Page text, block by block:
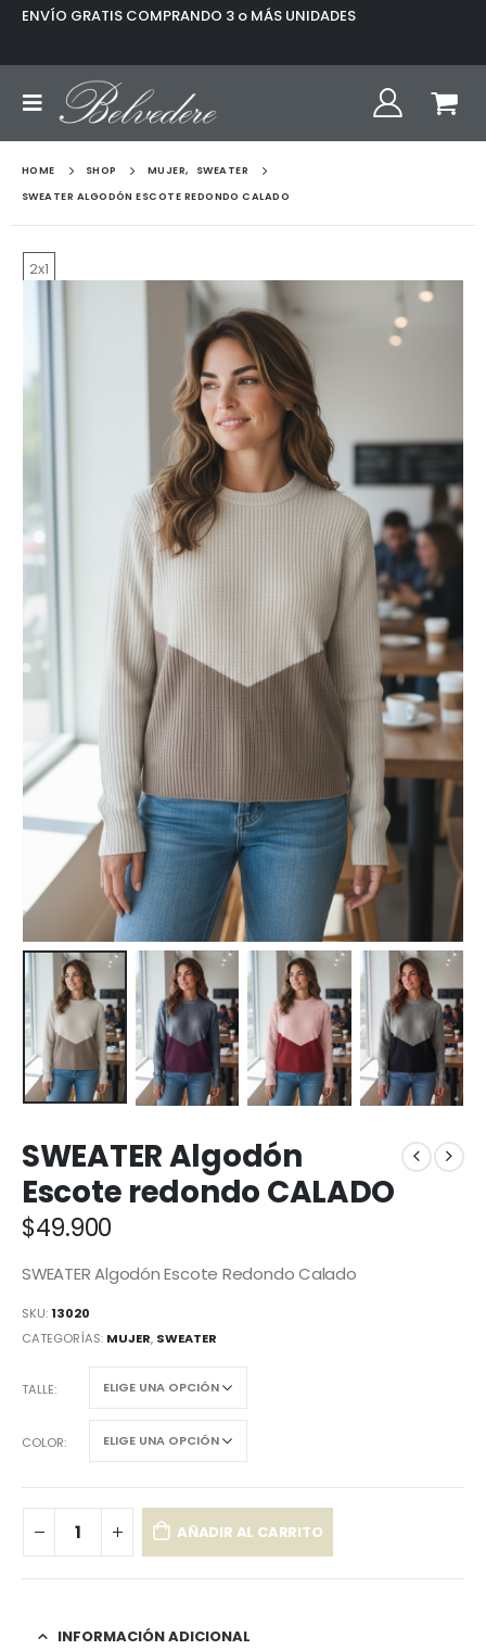
ENVÍO GRATIS COMPRANDO 3 o MÁS UNIDADES
HOME SHOP MUJER,
SWEATER
SWEATER ALGODÓN ESCOTE REDONDO CALADO
2x1
SWEATER Algodón
Escote redondo CALADO
$49.900
SWEATER Algodón Escote Redondo Calado
SKU:13020
CATEGORÍAS: MUJER, SWEATER
TALLE
COLOR
AÑADIR AL CARRITO
INFORMACIÓN ADICIONAL